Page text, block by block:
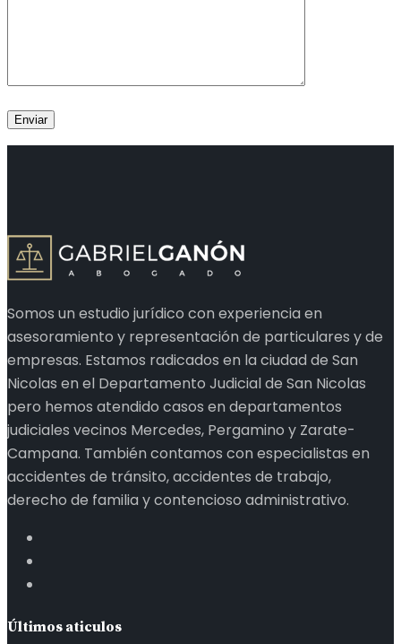
Somos un estudio jurídico con experiencia en
asesoramiento y representación de particulares y de
empresas. Estamos radicados en la ciudad de San
Nicolas en el Departamento Judicial de San Nicolas
pero hemos atendido casos en departamentos
judiciales vecinos Mercedes, Pergamino y Zarate-
Campana. También contamos con especialistas en
accidentes de tránsito, accidentes de trabajo,
derecho de familia y contencioso administrativo.
Últimos aticulos